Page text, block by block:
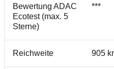
Bewertung ADAC
Ecotest (max. 5
Sterne)
***
Reichweite 905